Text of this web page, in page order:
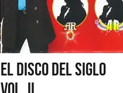
EL DISCO DEL SIGLO
VOL. II